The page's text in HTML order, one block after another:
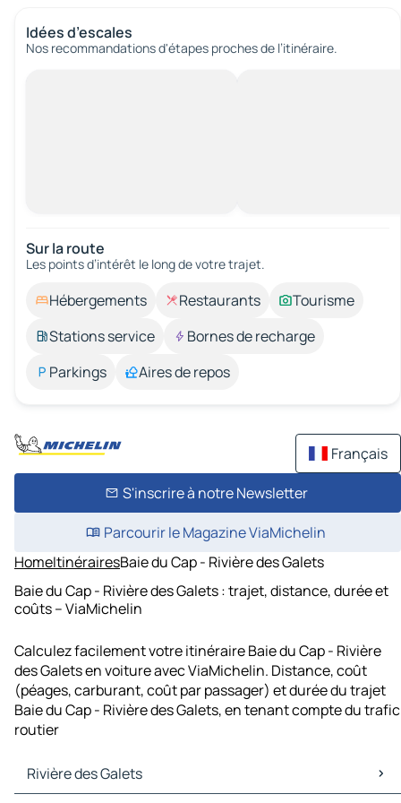
Idées d’escales
Nos recommandations d'étapes proches de l’itinéraire.
Sur la route
Les points d’intérêt le long de votre trajet.
Hébergements Restaurants
Tourisme
Stations service
Bornes de recharge
Parkings
Aires de repos
Français
S'inscrire à notre Newsletter
Parcourir le Magazine ViaMichelin
HomeItinérairesBaie du Cap - Rivière des Galets
Baie du Cap - Rivière des Galets : trajet, distance, durée et
coûts – ViaMichelin
Calculez facilement votre itinéraire Baie du Cap - Rivière
des Galets en voiture avec ViaMichelin. Distance, coût
(péages, carburant, coût par passager) et durée du trajet
Baie du Cap - Rivière des Galets, en tenant compte du trafic
routier
Rivière des Galets